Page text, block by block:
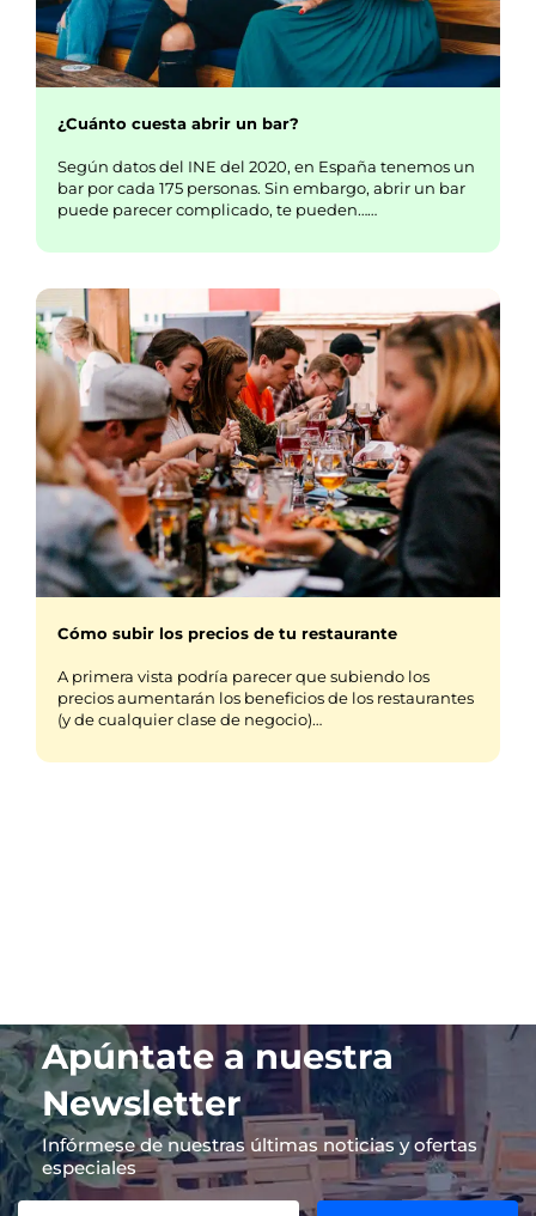
¿Cuánto cuesta abrir un bar?
Según datos del INE del 2020, en España tenemos un
bar por cada 175 personas. Sin embargo, abrir un bar
puede parecer complicado, te pueden……
Cómo subir los precios de tu restaurante
A primera vista podría parecer que subiendo los
precios aumentarán los beneficios de los restaurantes
(y de cualquier clase de negocio)…
Apúntate a nuestra
Newsletter
Infórmese de nuestras últimas noticias y ofertas
especiales